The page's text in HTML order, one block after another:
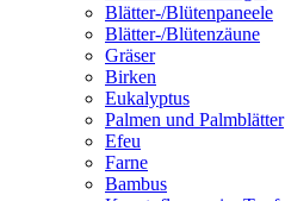
Blätter-/Blütenpaneele
Blätter-/Blütenzäune
Gräser
Birken
Eukalyptus
Palmen und Palmblätter
Efeu
Farne
Bambus